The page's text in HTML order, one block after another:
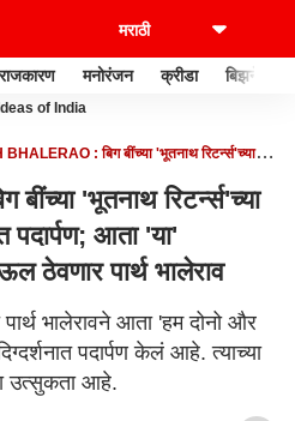
राजकारण मनोरंजन क्रीडा बिझनेस
Ideas of India
BHALERAO : बिग बींच्या 'भूतनाथ रिटर्न्स'च्या
'भूतनाथ रिटर्न्स'च्या
पदार्पण; आता 'या'
ठेवणार पार्थ भालेराव
भालेरावने आता 'हम दोनो और
पदार्पण केलं आहे. त्याच्या
उत्सुकता आहे.